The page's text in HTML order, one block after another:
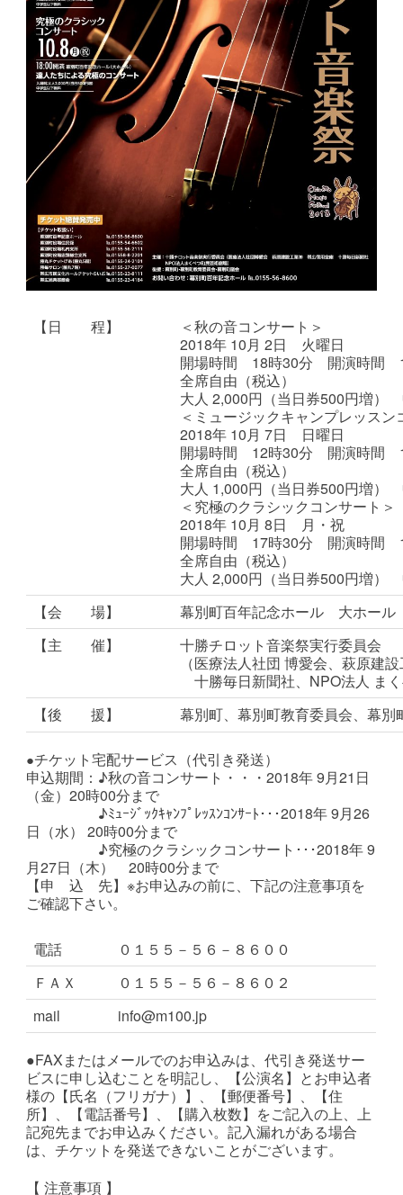
【日 程】
＜秋の音コンサート＞
2018年 10月 2日 火曜日
開場時間 18時30分 開演時間
全席自由（税込）
大人 2,000円（当日券500円増）
＜ミュージックキャンプレッスン
2018年 10月 7日 日曜日
開場時間 12時30分 開演時間
全席自由（税込）
大人 1,000円（当日券500円増）
＜究極のクラシックコンサート＞
2018年 10月 8日 月・祝
開場時間 17時30分 開演時間
全席自由（税込）
大人 2,000円（当日券500円増）
【会 場】
幕別町百年記念ホール 大ホール
【主 催】
十勝チロット音楽祭実行委員会
（医療法人社団 博愛会、萩原建
十勝毎日新聞社、NPO法人 ま
【後 援】
幕別町、幕別町教育委員会、幕別
●チケット宅配サービス（代引き発送）
申込期間：♪秋の音コンサート・・・2018年 9月21日
（金）20時00分まで
♪ﾐｭｰｼﾞｯｸｷｬﾝﾌﾟﾚｯｽﾝｺﾝｻｰﾄ･･･2018年 9月26
日（水） 20時00分まで
♪究極のクラシックコンサート･･･2018年 9
月27日（木） 20時00分まで
【申 込 先】※お申込みの前に、下記の注意事項を
ご確認下さい。
電話
０１５５－５６－８６００
ＦＡＸ
０１５５－５６－８６０２
mail
info@m100.jp
●FAXまたはメールでのお申込みは、代引き発送サー
ビスに申し込むことを明記し、【公演名】とお申込者
様の【氏名（フリガナ）】、【郵便番号】、【住
所】、【電話番号】、【購入枚数】をご記入の上、上
記宛先までお申込みください。記入漏れがある場合
は、チケットを発送できないことがございます。
【 注意事項 】